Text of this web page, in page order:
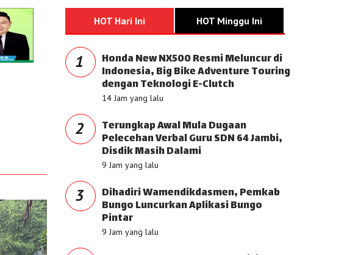
HOT Hari Ini HOT Minggu Ini
1 Honda New NX500 Resmi Meluncur di
Indonesia, Big Bike Adventure Touring
dengan Teknologi E-Clutch
14 Jam yang lalu
2 Terungkap Awal Mula Dugaan
Pelecehan Verbal Guru SDN 64 Jambi,
Disdik Masih Dalami
9 Jam yang lalu
3 Dihadiri Wamendikdasmen, Pemkab
Bungo Luncurkan Aplikasi Bungo
Pintar
9 Jam yang lalu